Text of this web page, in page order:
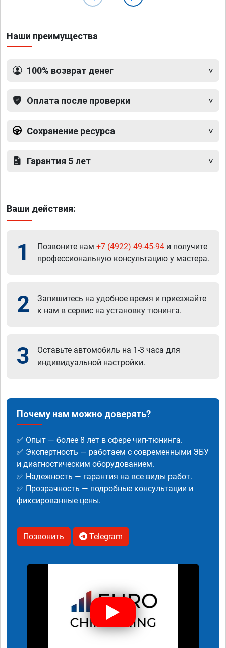
Наши преимущества
100% возврат денег
Оплата после проверки
Сохранение ресурса
Гарантия 5 лет
Ваши действия:
1 Позвоните нам +7 (4922) 49-45-94 и получите
профессиональную консультацию у мастера.
2
Запишитесь на удобное время и приезжайте
к нам в сервис на установку тюнинга.
3
Оставьте автомобиль на 1-3 часа для
индивидуальной настройки.
Почему нам можно доверять?
✅ Опыт — более 8 лет в сфере чип-тюнинга.
✅ Экспертность — работаем с современными ЭБУ
и диагностическим оборудованием.
✅ Надежность — гарантия на все виды работ.
✅ Прозрачность — подробные консультации и
фиксированные цены.
Позвонить Telegram